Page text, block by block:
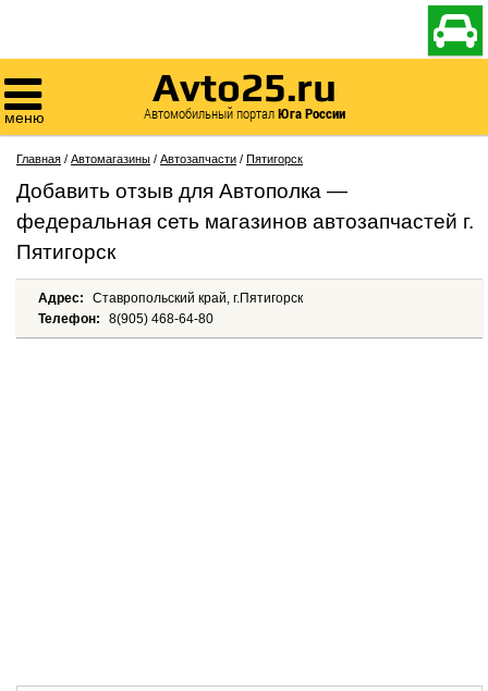


меню
Avto25.ru
Автомобильный порталЮга России
Главная / Автомагазины / Автозапчасти / Пятигорск
Добавить отзыв для Автополка —
федеральная сеть магазинов автозапчастей г.
Пятигорск
Адрес:
Ставропольский край, г.Пятигорск
Телефон:
8(905) 468-64-80